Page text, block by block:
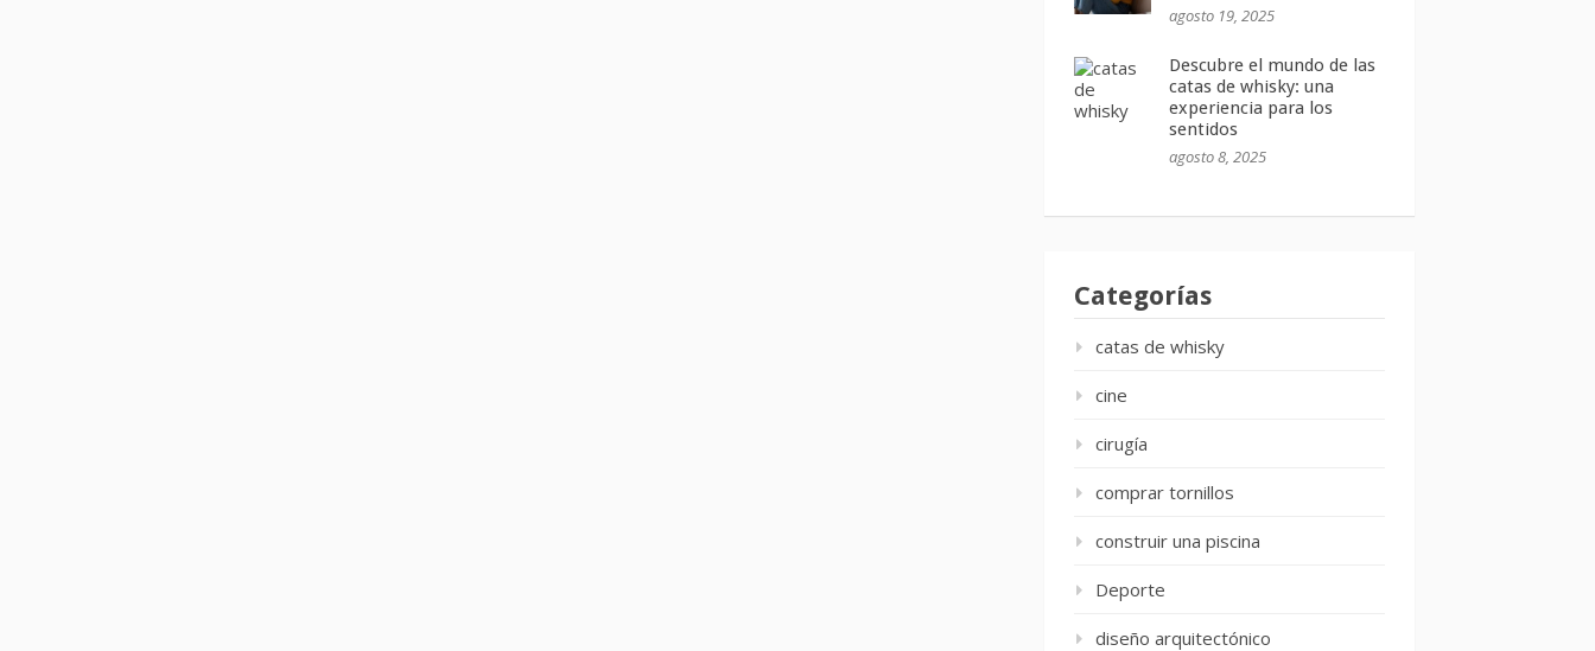
agosto 19, 2025
Descubre el mundo de las
catas de whisky: una
experiencia para los
sentidos
agosto 8, 2025
Categorías
catas de whisky
cine
cirugía
comprar tornillos
construir una piscina
Deporte
diseño arquitectónico